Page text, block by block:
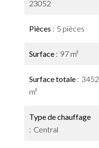
23052
Pièces 5 pièces
Surface 97 m²
Surface totale
3452
m²
Type de chauffage
Central